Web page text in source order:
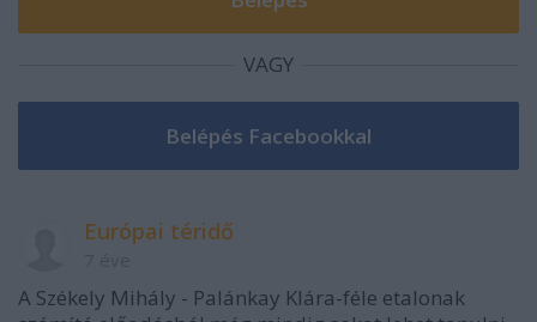
VAGY
Európai téridő
A Székely Mihály - Palánkay Klára-féle etalonak